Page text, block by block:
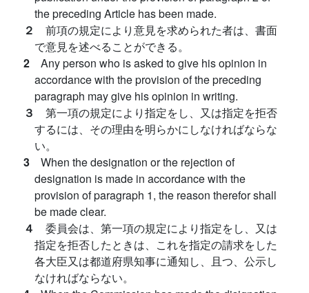
the preceding Article has been made.
２ 前項の規定により意見を求められた者は、書面
で意見を述べることができる。
2 Any person who is asked to give his opinion in
accordance with the provision of the preceding
paragraph may give his opinion in writing.
３ 第一項の規定により指定をし、又は指定を拒否
するには、その理由を明らかにしなければならな
い。
3 When the designation or the rejection of
designation is made in accordance with the
provision of paragraph 1, the reason therefor shall
be made clear.
４ 委員会は、第一項の規定により指定をし、又は
指定を拒否したときは、これを指定の請求をした
各大臣又は都道府県知事に通知し、且つ、公示し
なければならない。